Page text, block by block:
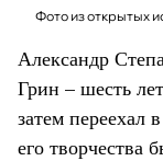
Фото из открытых
Александр
Грин – шесть
затем
его творчества